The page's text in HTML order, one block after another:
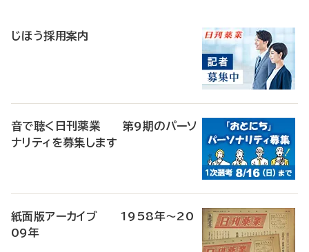
じほう採用案内
音で聴く日刊薬業 第9期のパーソ
ナリティを募集します
紙面版アーカイブ 1958年～20
09年